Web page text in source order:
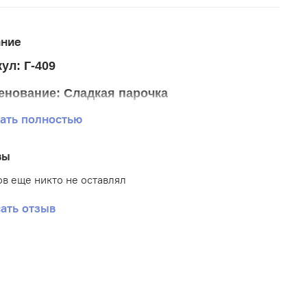
Г-409
Сладкая парочка
ткани 25*33 см.
Детские
Габардин
полностью
еще никто не оставлял
отзыв